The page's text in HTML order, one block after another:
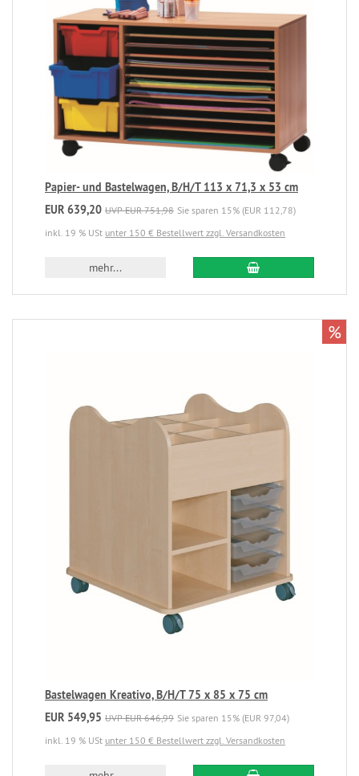
Papier- und Bastelwagen, B/H/T 113 x 71,3 x 53 cm
EUR 639,20 UVP EUR 751,98 Sie sparen 15% (EUR 112,78)
inkl. 19 % USt unter 150 € Bestellwert zzgl. Versandkosten
mehr...
Bastelwagen Kreativo, B/H/T 75 x 85 x 75 cm
EUR 549,95 UVP EUR 646,99 Sie sparen 15% (EUR 97,04)
inkl. 19 % USt unter 150 € Bestellwert zzgl. Versandkosten
%